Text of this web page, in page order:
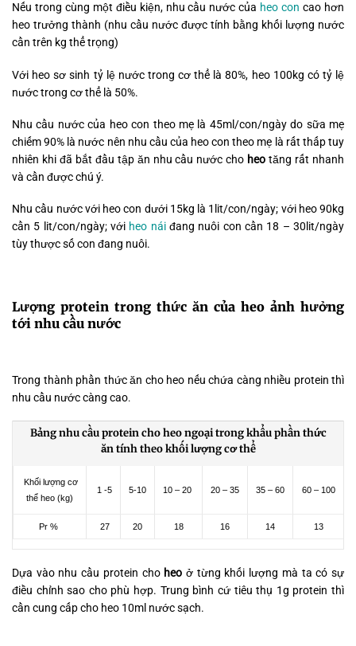
Nếu trong cùng một điều kiện, nhu cầu nước của heo con cao hơn
heo trưởng thành (nhu cầu nước được tính bằng khối lượng nước
cần trên kg thể trọng)
Với heo sơ sinh tỷ lệ nước trong cơ thể là 80%, heo 100kg có tỷ lệ
nước trong cơ thể là 50%.
Nhu cầu nước của heo con theo mẹ là 45ml/con/ngày do sữa mẹ
chiếm 90% là nước nên nhu cầu của heo con theo mẹ là rất thấp tuy
nhiên khi đã bắt đầu tập ăn nhu cầu nước cho heo tăng rất nhanh
và cần được chú ý.
Nhu cầu nước với heo con dưới 15kg là 1lit/con/ngày; với heo 90kg
cần 5 lit/con/ngày; với heo náiđang nuôi con cần 18 – 30lit/ngày
tùy thược số con đang nuôi.
Lượng protein trong thức ăn của heo ảnh hưởng
tới nhu cầu nước
Trong thành phần thức ăn cho heo nếu chứa càng nhiều protein thì
nhu cầu nước càng cao.
Bảng nhu cầu protein cho heo ngoại trong khẩu phần thức
ăn tính theo khối lượng cơ thể
Khối lượng cơ
thể heo (kg)
1 -5 5-10 10 – 20 20 – 35 35 – 60 60 – 100
Pr % 27 20 18 16 14 13
Dựa vào nhu cầu protein cho heo ở từng khối lượng mà ta có sự
điều chỉnh sao cho phù hợp. Trung bình cứ tiêu thụ 1g protein thì
cần cung cấp cho heo 10ml nước sạch.